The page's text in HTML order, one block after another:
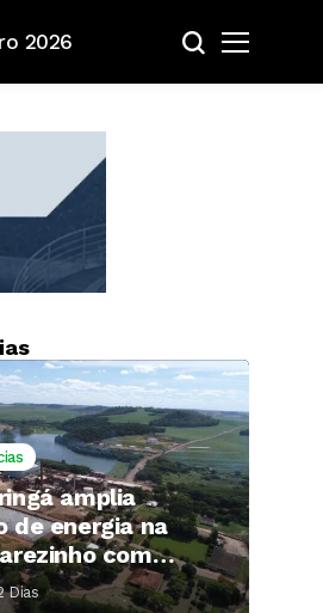
2026
amplia
de energia na
com
de R$ 120
Dias